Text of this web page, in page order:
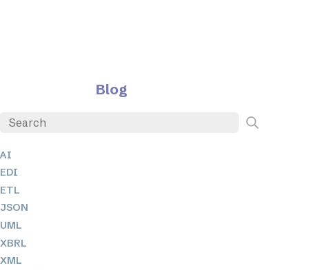
Blog
AI
EDI
ETL
JSON
UML
XBRL
XML